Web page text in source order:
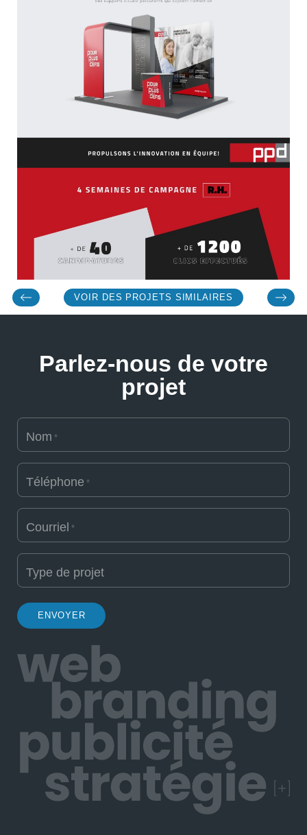
VOIR DES PROJETS SIMILAIRES
Parlez-nous de votre
projet
Nom *
Téléphone *
Courriel *
Type de projet